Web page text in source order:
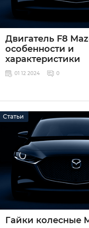
Двигатель F8
особенности и
характеристики
01 12 2024 0
Статьи
Гайки колесные